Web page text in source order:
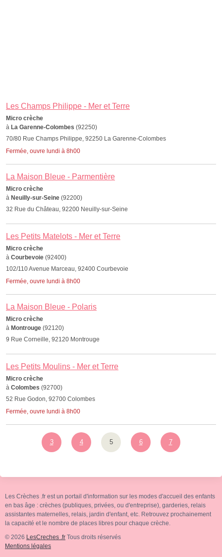
Les Champs Philippe - Mer et Terre
Micro crèche
à La Garenne-Colombes (92250)
70/80 Rue Champs Philippe, 92250 La Garenne-Colombes
Fermée, ouvre lundi à 8h00
La Maison Bleue - Parmentière
Micro crèche
à Neuilly-sur-Seine (92200)
32 Rue du Château, 92200 Neuilly-sur-Seine
Les Petits Matelots - Mer et Terre
Micro crèche
à Courbevoie (92400)
102/110 Avenue Marceau, 92400 Courbevoie
Fermée, ouvre lundi à 8h00
La Maison Bleue - Polaris
Micro crèche
à Montrouge (92120)
9 Rue Corneille, 92120 Montrouge
Les Petits Moulins - Mer et Terre
Micro crèche
à Colombes (92700)
52 Rue Godon, 92700 Colombes
Fermée, ouvre lundi à 8h00
3 4 5 6 7
Les Crèches .fr est un portail d'information sur les modes d'accueil des enfants
en bas âge : crèches (publiques, privées, ou d'entreprise), garderies, relais
assistantes maternelles, relais, jardin d'enfant, etc. Retrouvez prochainement
la capacité et le nombre de places libres pour chaque crèche.
© 2026 LesCreches .fr Tous droits réservés
Mentions légales